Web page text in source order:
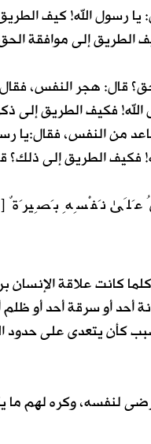
رسول الله! كيف
الطريق إلى موافقة
قال: هجر النفس،
فكيف الطريق إلى
من النفس، فقال:يا
الطريق إلى ذلك؟
كانت علاقة الإنسان
أحد أو سرقة أحد أو
كأن يتعدى على حدود
لنفسه، وكره لهم ما